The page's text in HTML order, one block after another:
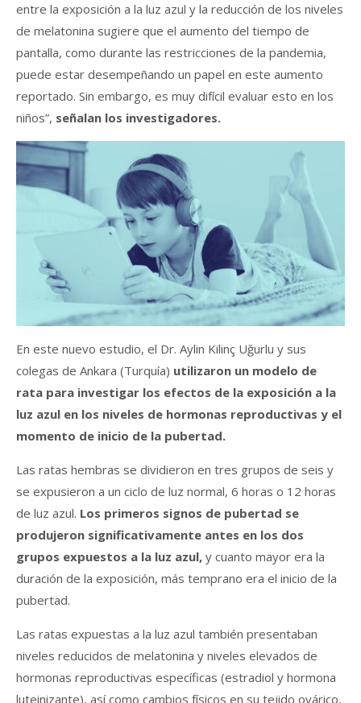
entre la exposición a la luz azul y la reducción de los niveles
de melatonina sugiere que el aumento del tiempo de
pantalla, como durante las restricciones de la pandemia,
puede estar desempeñando un papel en este aumento
reportado. Sin embargo, es muy difícil evaluar esto en los
niños”, señalan los investigadores.
En este nuevo estudio, el Dr. Aylin Kilinç Uğurlu y sus
colegas de Ankara (Turquía) utilizaron un modelo de
rata para investigar los efectos de la exposición a la
luz azul en los niveles de hormonas reproductivas y el
momento de inicio de la pubertad.
Las ratas hembras se dividieron en tres grupos de seis y
se expusieron a un ciclo de luz normal, 6 horas o 12 horas
de luz azul. Los primeros signos de pubertad se
produjeron significativamente antes en los dos
grupos expuestos a la luz azul, y cuanto mayor era la
duración de la exposición, más temprano era el inicio de la
pubertad.
Las ratas expuestas a la luz azul también presentaban
niveles reducidos de melatonina y niveles elevados de
hormonas reproductivas específicas (estradiol y hormona
luteinizante), así como cambios físicos en su tejido ovárico,